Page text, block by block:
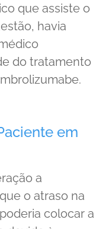
que assiste o
havia
do tratamento
em
a
o atraso na
colocar a